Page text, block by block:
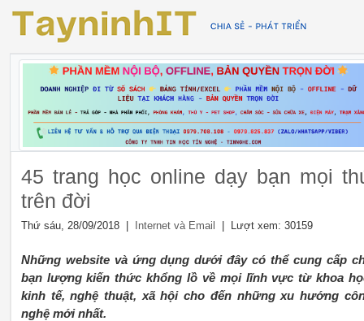
45 trang học online dạy bạn mọi
trên đời
Thứ sáu, 28/09/2018 | Internet và Email | Lượt xem: 30159
Những website và ứng dụng dưới đây có thể cung cấp
bạn lượng kiến thức khổng lồ về mọi lĩnh vực từ khoa
kinh tế, nghệ thuật, xã hội cho đến những xu hướng
nghệ mới nhất.